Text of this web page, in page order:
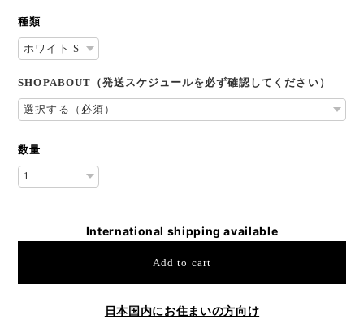
種類
SHOPABOUT（発送スケジュールを必ず確認してください）
数量
International shipping available
Add to cart
日本国内にお住まいの方向け